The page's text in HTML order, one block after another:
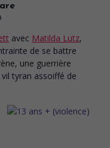
avec Matilda Lutz,
de se battre
une guerrière
tyran assoiffé de